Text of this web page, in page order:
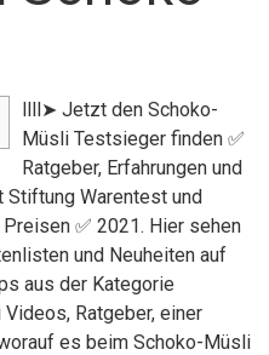
llll➤ Jetzt den Schoko-
Müsli Testsieger finden ✅
Ratgeber, Erfahrungen und
Warentest und
✅ 2021. Hier sehen
und Neuheiten auf
aus der Kategorie
Ratgeber, einer
es beim Schoko-Müsli